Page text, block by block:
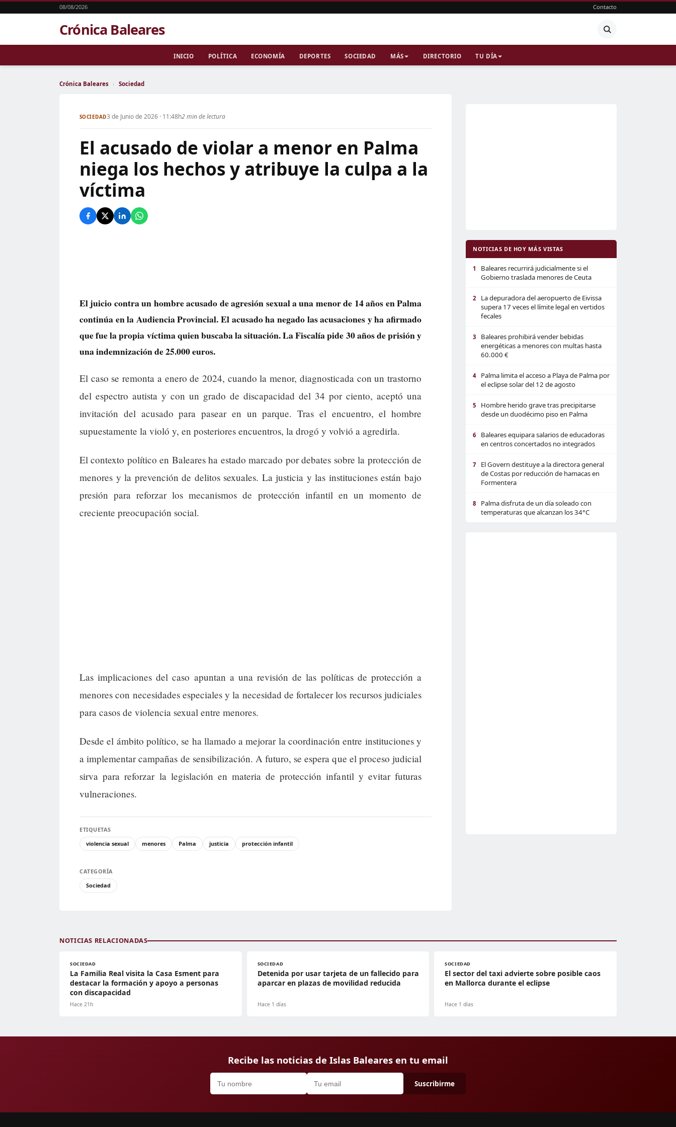
08/08/2026 Contacto
Crónica Baleares
INICIO POLÍTICA ECONOMÍA DEPORTES SOCIEDAD MÁS DIRECTORIO TU DÍA
Crónica Baleares › Sociedad
SOCIEDAD3 de Junio de 2026 · 11:48h2 min de lectura
El acusado de violar a menor en Palma
niega los hechos y atribuye la culpa a la
víctima
El juicio contra un hombre acusado de agresión sexual a una menor de 14 años en Palma
continúa en la Audiencia Provincial. El acusado ha negado las acusaciones y ha afirmado
que fue la propia víctima quien buscaba la situación. La Fiscalía pide 30 años de prisión y
una indemnización de 25.000 euros.
El caso se remonta a enero de 2024, cuando la menor, diagnosticada con un trastorno
del espectro autista y con un grado de discapacidad del 34 por ciento, aceptó una
invitación del acusado para pasear en un parque. Tras el encuentro, el hombre
supuestamente la violó y, en posteriores encuentros, la drogó y volvió a agredirla.
El contexto político en Baleares ha estado marcado por debates sobre la protección de
menores y la prevención de delitos sexuales. La justicia y las instituciones están bajo
presión para reforzar los mecanismos de protección infantil en un momento de
creciente preocupación social.
Las implicaciones del caso apuntan a una revisión de las políticas de protección a
menores con necesidades especiales y la necesidad de fortalecer los recursos judiciales
para casos de violencia sexual entre menores.
Desde el ámbito político, se ha llamado a mejorar la coordinación entre instituciones y
a implementar campañas de sensibilización. A futuro, se espera que el proceso judicial
sirva para reforzar la legislación en materia de protección infantil y evitar futuras
vulneraciones.
ETIQUETAS
violencia sexual
menores Palma justicia protección infantil
CATEGORÍA
Sociedad
NOTICIAS DE HOY MÁS VISTAS
1
Baleares recurrirá judicialmente si el
Gobierno traslada menores de Ceuta
2
La depuradora del aeropuerto de Eivissa
supera 17 veces el límite legal en vertidos
fecales
3
Baleares prohibirá vender bebidas
energéticas a menores con multas hasta
60.000 €
4
Palma limita el acceso a Playa de Palma por
el eclipse solar del 12 de agosto
5
Hombre herido grave tras precipitarse
desde un duodécimo piso en Palma
6
Baleares equipara salarios de educadoras
en centros concertados no integrados
7
El Govern destituye a la directora general
de Costas por reducción de hamacas en
Formentera
8
Palma disfruta de un día soleado con
temperaturas que alcanzan los 34°C
NOTICIAS RELACIONADAS
SOCIEDAD
La Familia Real visita la Casa Esment para
destacar la formación y apoyo a personas
con discapacidad
Hace 21h
SOCIEDAD
Detenida por usar tarjeta de un fallecido para
aparcar en plazas de movilidad reducida
Hace 1 días
SOCIEDAD
El sector del taxi advierte sobre posible caos
en Mallorca durante el eclipse
Hace 1 días
Recibe las noticias de Islas Baleares en tu email
Suscribirme